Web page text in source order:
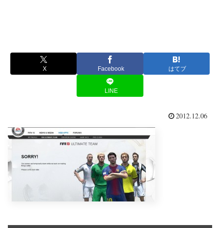
X Facebook はてブ
LINE
2012.12.06